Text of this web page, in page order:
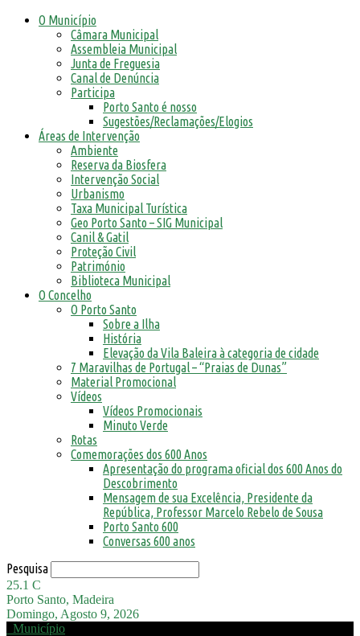
O Município
Câmara Municipal
Assembleia Municipal
Junta de Freguesia
Canal de Denúncia
Participa
Porto Santo é nosso
Sugestões/Reclamações/Elogios
Áreas de Intervenção
Ambiente
Reserva da Biosfera
Intervenção Social
Urbanismo
Taxa Municipal Turística
Geo Porto Santo – SIG Municipal
Canil & Gatil
Proteção Civil
Património
Biblioteca Municipal
O Concelho
O Porto Santo
Sobre a Ilha
História
Elevação da Vila Baleira à categoria de cidade
7 Maravilhas de Portugal – “Praias de Dunas”
Material Promocional
Vídeos
Vídeos Promocionais
Minuto Verde
Rotas
Comemorações dos 600 Anos
Apresentação do programa oficial dos 600 Anos do
Descobrimento
Mensagem de sua Excelência, Presidente da
República, Professor Marcelo Rebelo de Sousa
Porto Santo 600
Conversas 600 anos
Pesquisa
25.1 C
Porto Santo, Madeira
Domingo, Agosto 9, 2026
Município